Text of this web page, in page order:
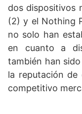
dos dispositivos
(2) y el Nothing
no solo han
en cuanto a
también han
la reputación de
competitivo